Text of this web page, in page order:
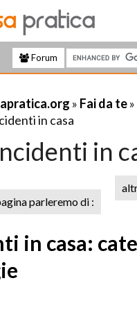
Forum
» Fai da te»
in casa
in
parleremo di :
in casa: